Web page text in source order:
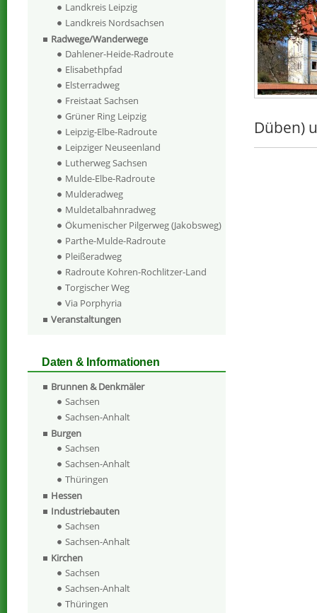
Düben)
Landkreis Leipzig
Landkreis Nordsachsen
Radwege/Wanderwege
Dahlener-Heide-Radroute
Elisabethpfad
Elsterradweg
Freistaat Sachsen
Grüner Ring Leipzig
Leipzig-Elbe-Radroute
Leipziger Neuseenland
Lutherweg Sachsen
Mulde-Elbe-Radroute
Mulderadweg
Muldetalbahnradweg
Ökumenischer Pilgerweg (Jakobsweg)
Parthe-Mulde-Radroute
Pleißeradweg
Radroute Kohren-Rochlitzer-Land
Torgischer Weg
Via Porphyria
Veranstaltungen
Daten & Informationen
Brunnen & Denkmäler
Sachsen
Sachsen-Anhalt
Burgen
Sachsen
Sachsen-Anhalt
Thüringen
Hessen
Industriebauten
Sachsen
Sachsen-Anhalt
Kirchen
Sachsen
Sachsen-Anhalt
Thüringen